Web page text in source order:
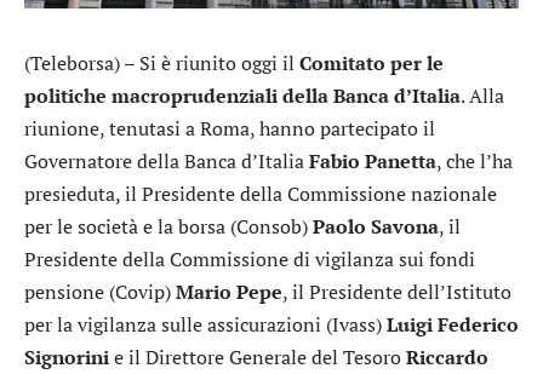
(Teleborsa) – Si è riunito oggi il Comitato per le
politiche macroprudenzialidella Banca d’Italia. Alla
riunione, tenutasi a Roma, hanno partecipato il
Governatore della Banca d’ItaliaFabio Panetta, che l’ha
presieduta, il Presidente della Commissione nazionale
per le società e la borsa (Consob)Paolo Savona, il
Presidente della Commissione di vigilanza sui fondi
pensione (Covip)Mario Pepe, il Presidente dell’Istituto
per la vigilanza sulle assicurazioni (Ivass)Luigi Federico
Signorinie il Direttore Generale del TesoroRiccardo